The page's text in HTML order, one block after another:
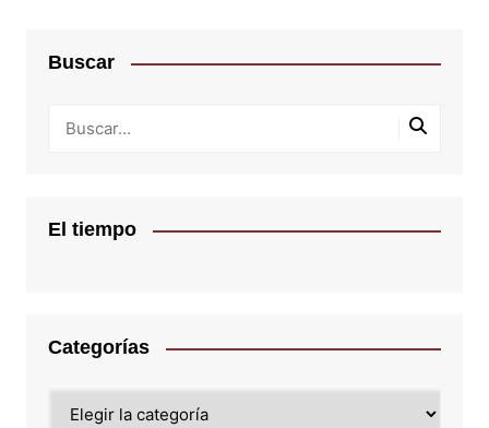
Buscar
El tiempo
Categorías